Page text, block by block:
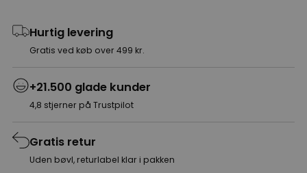
Hurtig levering
Gratis ved køb over 499 kr.
+21.500 glade kunder
4,8 stjerner på Trustpilot
Gratis retur
Uden bøvl, returlabel klar i pakken